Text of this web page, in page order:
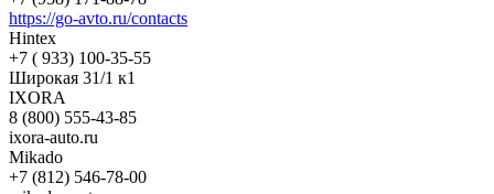
https://go-avto.ru/contacts
Hintex
+7 ( 933) 100-35-55
Широкая 31/1 к1
IXORA
8 (800) 555-43-85
ixora-auto.ru
Mikado
+7 (812) 546-78-00